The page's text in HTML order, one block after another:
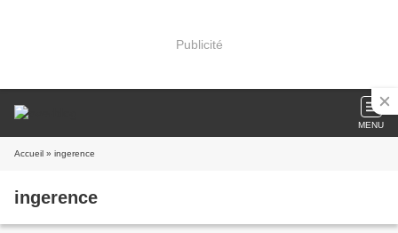
Publicité
MENU
Accueil » ingerence
ingerence